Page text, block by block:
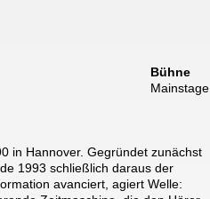
Bühne
Mainstage
in Hannover. Gegründet zunächst
1993 schließlich daraus der
avanciert, agiert Welle: